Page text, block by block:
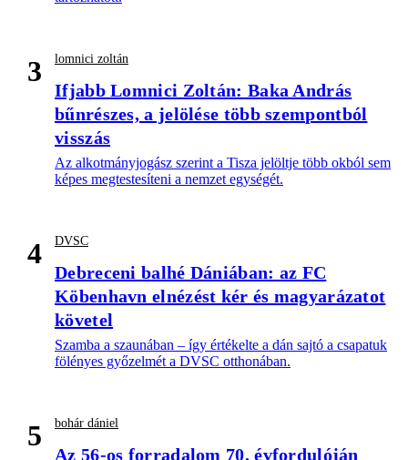
3 lomnici zoltán
Ifjabb Lomnici Zoltán: Baka András
bűnrészes, a jelölése több szempontból
visszás
Az alkotmányjogász szerint a Tisza jelöltje több okból sem
képes megtestesíteni a nemzet egységét.
4 DVSC
Debreceni balhé Dániában: az FC
Köbenhavn elnézést kér és magyarázatot
követel
Szamba a szaunában – így értékelte a dán sajtó a csapatuk
fölényes győzelmét a DVSC otthonában.
5 bohár dániel
Az 56-os forradalom 70. évfordulóján